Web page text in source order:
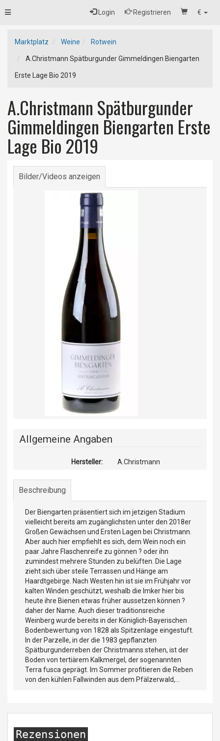
€
Login Registrieren
Toggle
Marktplatz Weine Rotwein
A.Christmann Spätburgunder Gimmeldingen Biengarten
Erste Lage Bio 2019
A.Christmann Spätburgunder
Gimmeldingen Biengarten Erste
Lage Bio 2019
Bilder/Videos anzeigen
Allgemeine Angaben
Hersteller: A.Christmann
Beschreibung
Der Biengarten präsentiert sich im jetzigen Stadium
vielleicht bereits am zugänglichsten unter den 2018er
Großen Gewächsen und Ersten Lagen bei Christmann.
Aber auch hier empfiehlt es sich, dem Wein noch ein
paar Jahre Flaschenreife zu gönnen ? oder ihn
zumindest mehrere Stunden zu belüften. Die Lage
zieht sich über steile Terrassen und Hänge am
Haardtgebirge. Nach Westen hin ist sie im Frühjahr vor
kalten Winden geschützt, weshalb die Imker hier bis
heute ihre Bienen etwas früher aussetzen können ?
daher der Name. Auch dieser traditionsreiche
Weinberg wurde bereits in der Königlich-Bayerischen
Bodenbewertung von 1828 als Spitzenlage eingestuft.
In der Parzelle, in der die 1983 gepflanzten
Spätburgunderreben der Christmanns stehen, ist der
Boden von tertiärem Kalkmergel, der sogenannten
Terra fusca geprägt. Im Sommer profitieren die Reben
von den kühlen Fallwinden aus dem Pfälzerwald,...
Rezensionen